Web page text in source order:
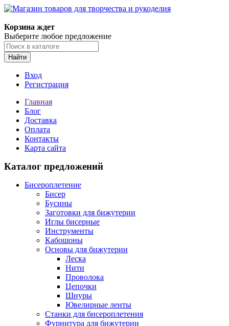
Корзина ждет
Выберите любое предложение
Найти
Вход
Регистрация
Главная
Блог
Доставка
Оплата
Контакты
Карта сайта
Каталог предложений
Бисероплетение
Бисер
Бусины
Заготовки для бижутерии
Иглы бисерные
Инструменты
Кабошоны
Основы для бижутерии
Леска
Нити
Проволока
Цепочки
Шнуры
Ювелирные ленты
Станки для бисероплетения
Фурнитура для бижутерии